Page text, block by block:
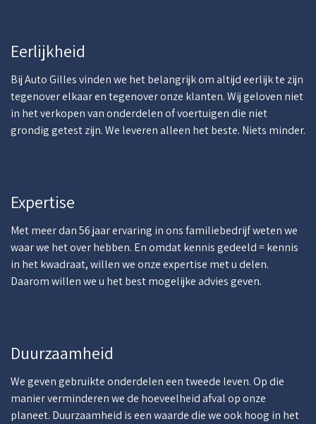
Eerlijkheid
Bij Auto Gilles vinden we het belangrijk om altijd eerlijk te zijn
tegenover elkaar en tegenover onze klanten. Wij geloven niet
in het verkopen van onderdelen of voertuigen die niet
grondig getest zijn. We leveren alleen het beste. Niets minder.
Expertise
Met meer dan 56 jaar ervaring in ons familiebedrijf weten we
waar we het over hebben. En omdat kennis gedeeld = kennis
in het kwadraat, willen we onze expertise met u delen.
Daarom willen we u het best mogelijke advies geven.
Duurzaamheid
We geven gebruikte onderdelen een tweede leven. Op die
manier verminderen we de hoeveelheid afval op onze
planeet. Duurzaamheid is een waarde die we ook hoog in het